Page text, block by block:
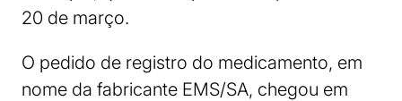
20 de março.
O pedido de registro do medicamento, em
nome da fabricante EMS/SA, chegou em